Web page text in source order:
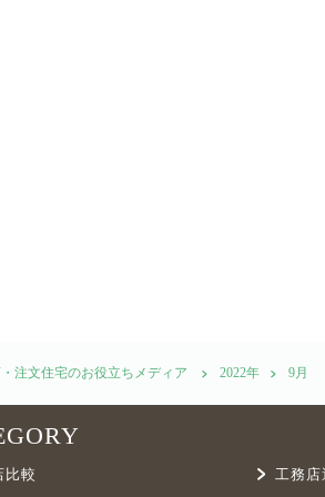
注文住宅のお役立ちメディア 2022年 9月
比較 工務店